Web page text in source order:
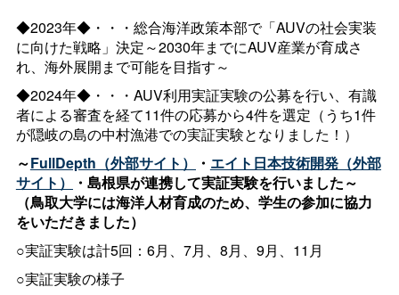
◆2023年◆・・・総合海洋政策本部で「AUVの社会実装
に向けた戦略」決定～2030年までにAUV産業が育成さ
れ、海外展開まで可能を目指す～
◆2024年◆・・・AUV利用実証実験の公募を行い、有識
者による審査を経て11件の応募から4件を選定（うち1件
が隠岐の島の中村漁港での実証実験となりました！）
～FullDepth（外部サイト） ・ エイト日本技術開発（外部
サイト）
・島根県が連携して実証実験を行いました～
（鳥取大学には海洋人材育成のため、学生の参加に協力
をいただきました）
○実証実験は計5回：6月、7月、8月、9月、11月
○実証実験の様子